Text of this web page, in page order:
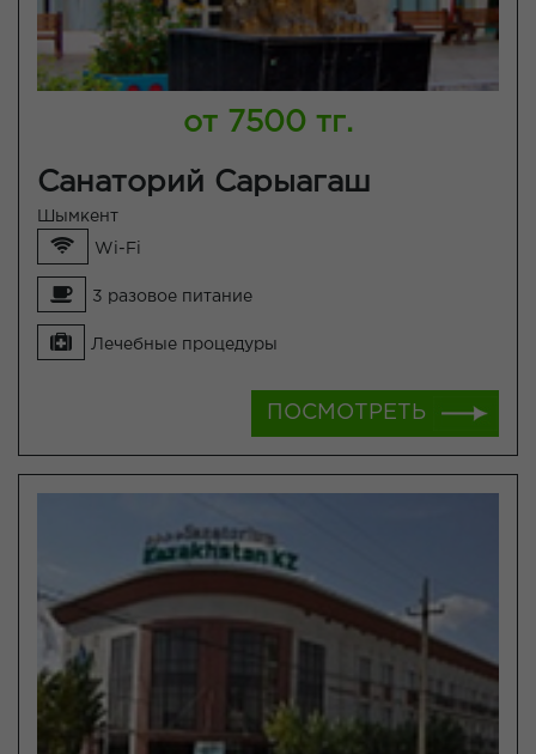
от 7500 тг.
Санаторий Сарыагаш
Шымкент
Wi-Fi
3 разовое питание
Лечебные процедуры
ПОСМОТРЕТЬ